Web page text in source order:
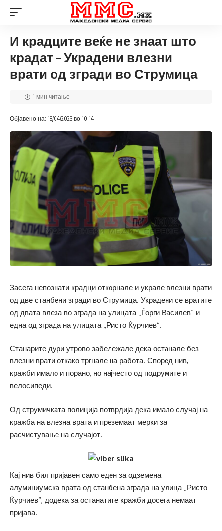
И крадците веќе не знаат што
крадат – Украдени влезни
врати од згради во Струмица
Објавено на: 18/04/2023 во 10:14
1 мин читање
Засега непознати крадци откорнале и украле влезни врати
од две станбени згради во Струмица. Украдени се вратите
од двата влеза во зграда на улицата „Ѓорги Василев“ и
една од зграда на улицата „Ристо Ќурчиев“.
Станарите дури утрово забележале дека останале без
влезни врати откако тргнале на работа. Според нив,
кражби имало и порано, но најчесто од подрумите и
велосипеди.
Од струмичката полиција потврдија дека имало случај на
кражба на влезна врата и преземаат мерки за
расчистување на случајот.
Кај нив бил пријавен само еден за одземена
алуминиумска врата од станбена зграда на улица „Ристо
Ќурчиев“, додека за останатите кражби досега немаат
пријава.